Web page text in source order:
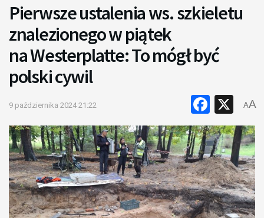
Pierwsze ustalenia ws. szkieletu
znalezionego w piątek
na Westerplatte: To mógł być
polski cywil
9 października 2024 21:22 X
AA